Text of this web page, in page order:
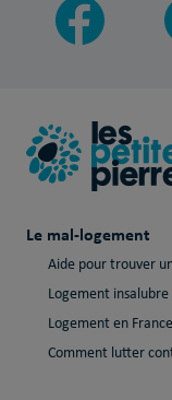
Le mal-logement
Aide pour trouver
Logement
Logement en
Comment lutter